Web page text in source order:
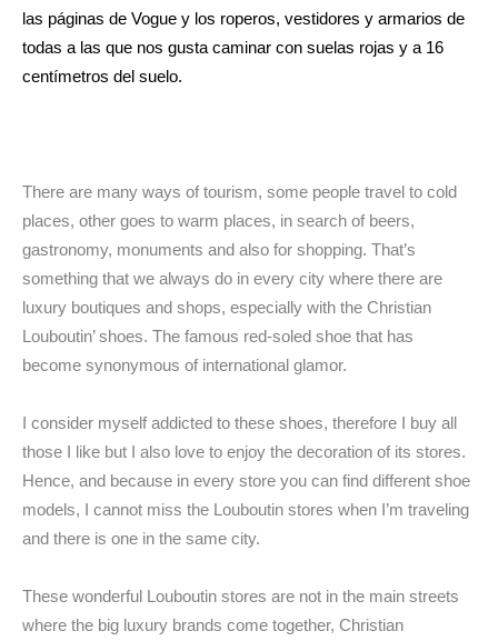
las páginas de Vogue y los roperos, vestidores y armarios de
todas a las que nos gusta caminar con suelas rojas y a 16
centímetros del suelo.
There are many ways of tourism, some people travel to cold
places, other goes to warm places, in search of beers,
gastronomy, monuments and also for shopping. That’s
something that we always do in every city where there are
luxury boutiques and shops, especially with the Christian
Louboutin’ shoes. The famous red-soled shoe that has
become synonymous of international glamor.
I consider myself addicted to these shoes, therefore I buy all
those I like but I also love to enjoy the decoration of its stores.
Hence, and because in every store you can find different shoe
models, I cannot miss the Louboutin stores when I’m traveling
and there is one in the same city.
These wonderful Louboutin stores are not in the main streets
where the big luxury brands come together, Christian